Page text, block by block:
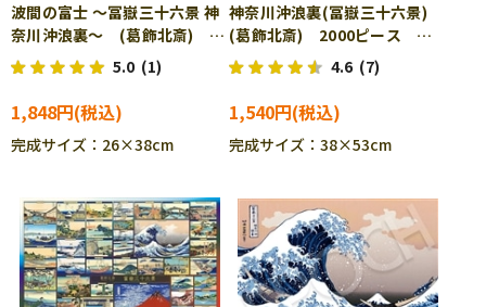
波間の富士 ～冨嶽三十六景 神
奈川沖浪裏～ (葛飾北斎)
1000ピース ジグソーパズ
ル BEV-1000M-029
5.0 (1)
1,848円
完成サイズ：26×38cm
神奈川沖浪裏(冨嶽三十六景)
(葛飾北斎) 2000ピース ジ
グソーパズル EPO-54-005
4.6 (7)
1,540円
完成サイズ：38×53cm